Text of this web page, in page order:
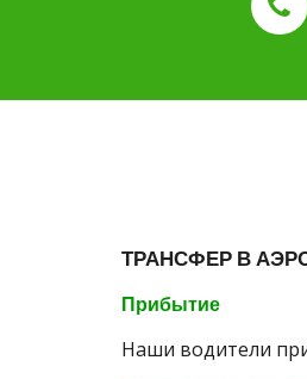
ТРАНСФЕР В
Прибытие
Наши водители